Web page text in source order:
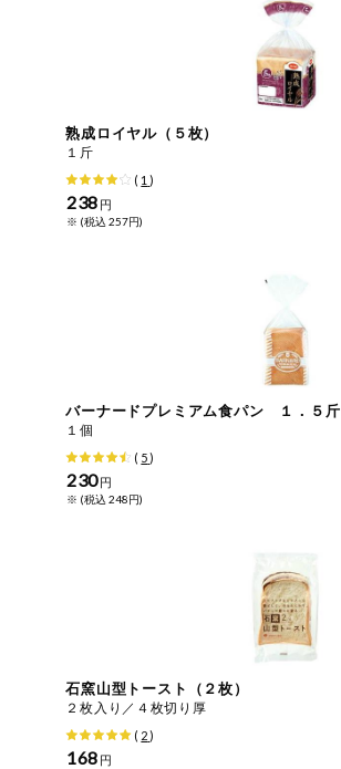
自動注文システム登録を修正する
くらしの定番品（毎週企画）
専門ショップサイト
商品のリクエスト
アプリのダウンロード
ーパー
コスメ＆ボデ
ィケア
ベビー
先着限定企画
熟成ロイヤル（５枚）
１斤
( 1 )
238 円
※ (税込 257円)
バーナードプレミアム食パン １．５斤
１個
( 5)
230 円
※ (税込 248円)
石窯山型トースト（２枚）
２枚入り／４枚切り厚
( 2)
168 円